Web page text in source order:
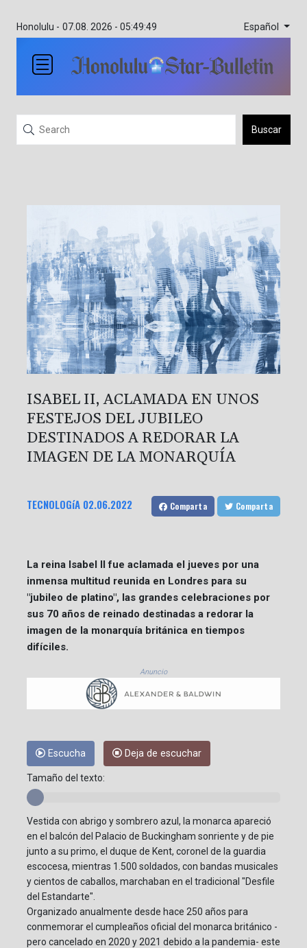
Honolulu - 07.08. 2026 - 05:49:49 Español
Buscar
ISABEL II, ACLAMADA EN UNOS
FESTEJOS DEL JUBILEO
DESTINADOS A REDORAR LA
IMAGEN DE LA MONARQUÍA
TECNOLOGíA 02.06.2022 Comparta Comparta
La reina Isabel II fue aclamada el jueves por una
inmensa multitud reunida en Londres para su
"jubileo de platino", las grandes celebraciones por
sus 70 años de reinado destinadas a redorar la
imagen de la monarquía británica en tiempos
difíciles.
Anuncio
Escucha Deja de escuchar
Tamaño del texto:
Vestida con abrigo y sombrero azul, la monarca apareció
en el balcón del Palacio de Buckingham sonriente y de pie
junto a su primo, el duque de Kent, coronel de la guardia
escocesa, mientras 1.500 soldados, con bandas musicales
y cientos de caballos, marchaban en el tradicional "Desfile
del Estandarte".
Organizado anualmente desde hace 250 años para
conmemorar el cumpleaños oficial del monarca británico -
pero cancelado en 2020 y 2021 debido a la pandemia- este